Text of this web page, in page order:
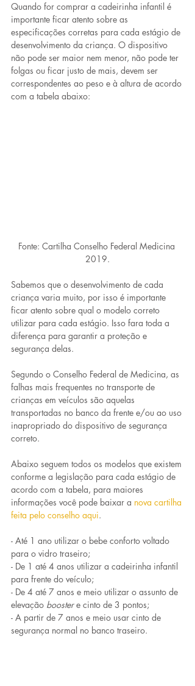
Quando for comprar a cadeirinha infantil é
importante ficar atento sobre as
especificações corretas para cada estágio de
desenvolvimento da criança. O dispositivo
não pode ser maior nem menor, não pode ter
folgas ou ficar justo de mais, devem ser
correspondentes ao peso e à altura de acordo
com a tabela abaixo:
Fonte: Cartilha Conselho Federal Medicina
2019.
Sabemos que o desenvolvimento de cada
criança varia muito, por isso é importante
ficar atento sobre qual o modelo correto
utilizar para cada estágio. Isso fara toda a
diferença para garantir a proteção e
segurança delas.
Segundo o Conselho Federal de Medicina, as
falhas mais frequentes no transporte de
crianças em veículos são aquelas
transportadas no banco da frente e/ou ao uso
inapropriado do dispositivo de segurança
correto.
Abaixo seguem todos os modelos que existem
conforme a legislação para cada estágio de
acordo com a tabela, para maiores
informações você pode baixar a nova cartilha
feita pelo conselho aqui.
- Até 1 ano utilizar o bebe conforto voltado
para o vidro traseiro;
- De 1 até 4 anos utilizar a cadeirinha infantil
para frente do veículo;
- De 4 até 7 anos e meio utilizar o assunto de
elevação booster e cinto de 3 pontos;
- A partir de 7 anos e meio usar cinto de
segurança normal no banco traseiro.